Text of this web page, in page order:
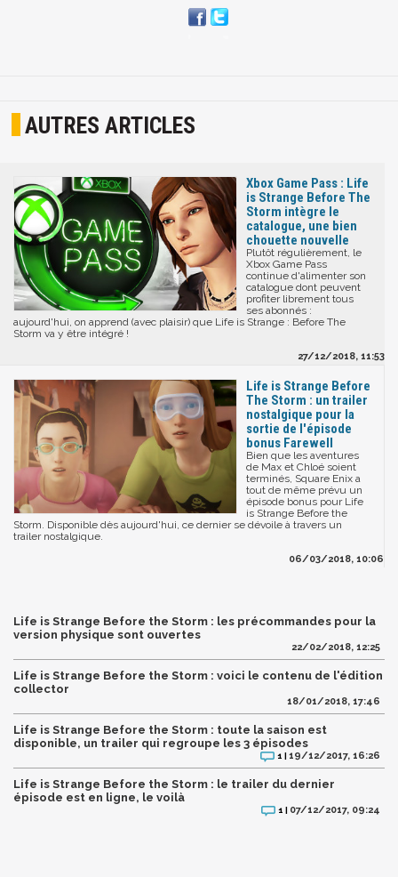
AUTRES ARTICLES
Xbox Game Pass : Life
is Strange Before The
Storm intègre le
catalogue, une bien
chouette nouvelle
Plutôt régulièrement, le
Xbox Game Pass
continue d'alimenter son
catalogue dont peuvent
profiter librement tous
ses abonnés :
aujourd'hui, on apprend (avec plaisir) que Life is Strange : Before The
Storm va y être intégré !
27/12/2018, 11:53
Life is Strange Before
The Storm : un trailer
nostalgique pour la
sortie de l'épisode
bonus Farewell
Bien que les aventures
de Max et Chloé soient
terminés, Square Enix a
tout de même prévu un
épisode bonus pour Life
is Strange Before the
Storm. Disponible dès aujourd'hui, ce dernier se dévoile à travers un
trailer nostalgique.
06/03/2018, 10:06
Life is Strange Before the Storm : les précommandes pour la
version physique sont ouvertes
22/02/2018, 12:25
Life is Strange Before the Storm : voici le contenu de l'édition
collector
18/01/2018, 17:46
Life is Strange Before the Storm : toute la saison est
disponible, un trailer qui regroupe les 3 épisodes
1 | 19/12/2017, 16:26
Life is Strange Before the Storm : le trailer du dernier
épisode est en ligne, le voilà
1 | 07/12/2017, 09:24